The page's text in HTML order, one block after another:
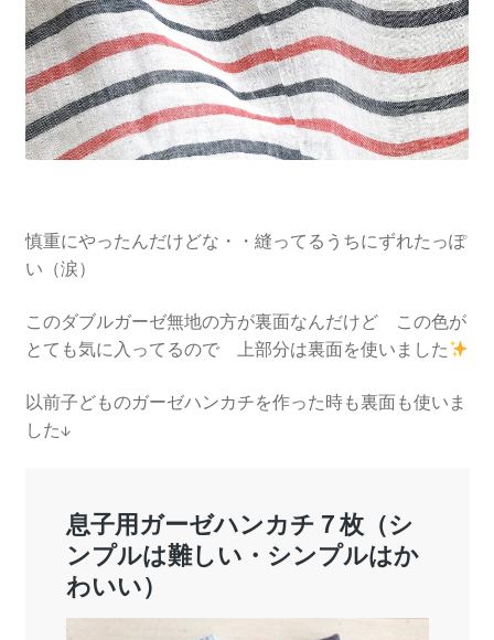
慎重にやったんだけどな・・縫ってるうちにずれたっぽ
い（涙）
このダブルガーゼ無地の方が裏面なんだけど この色が
とても気に入ってるので 上部分は裏面を使いました
以前子どものガーゼハンカチを作った時も裏面も使いま
した↓